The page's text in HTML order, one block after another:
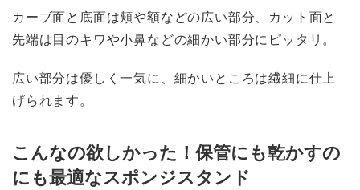
カーブ面と底面は頬や額などの広い部分、カット面と
先端は目のキワや小鼻などの細かい部分にピッタリ。
広い部分は優しく一気に、細かいところは繊細に仕上
げられます。
こんなの欲しかった！保管にも乾かすの
にも最適なスポンジスタンド